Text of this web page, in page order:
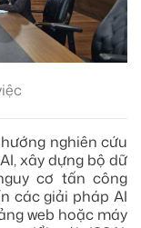
nghiên cứu
xây dựng bộ dữ
cơ tấn công
các giải pháp AI
web hoặc máy